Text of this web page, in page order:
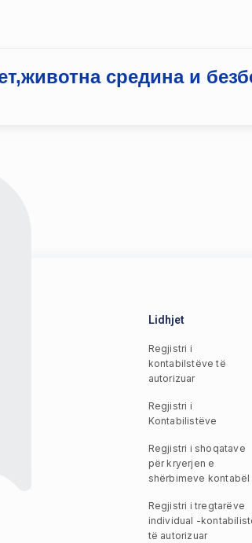
средина и
Lidhjet
Regjistri i
kontabilstëve të
autorizuar
Regjistri i
Kontabilistëve
Regjistri i shoqatave
për kryerjen e
shërbimeve kontabël
Regjistri i tregtarëve
individual -
të autorizuar